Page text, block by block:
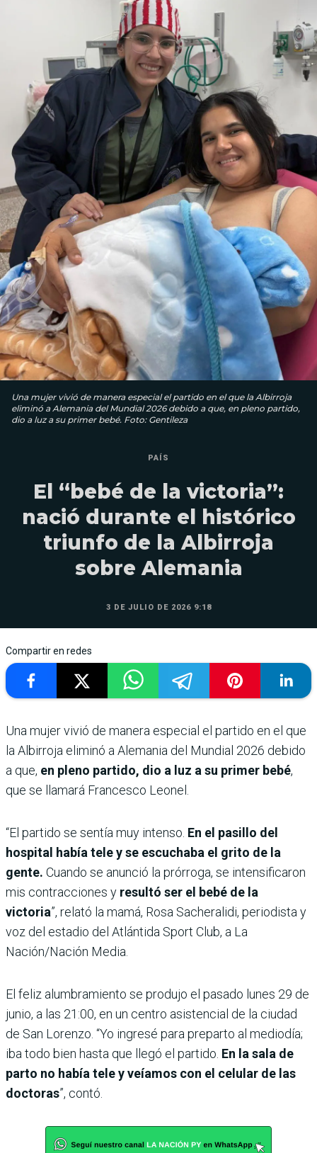
Una mujer vivió de manera especial el partido en el que la Albirroja
eliminó a Alemania del Mundial 2026 debido a que, en pleno partido,
dio a luz a su primer bebé. Foto: Gentileza
PAÍS
El “bebé de la victoria”:
nació durante el histórico
triunfo de la Albirroja
sobre Alemania
3 DE JULIO DE 2026 9:18
Compartir en redes
Una mujer vivió de manera especial el partido en el que
la Albirroja eliminó a Alemania del Mundial 2026 debido
a que, en pleno partido, dio a luz a su primer bebé,
que se llamará Francesco Leonel.
“El partido se sentía muy intenso. En el pasillo del
hospital había tele y se escuchaba el grito de la
gente. Cuando se anunció la prórroga, se intensificaron
mis contracciones y resultó ser el bebé de la
victoria”, relató la mamá, Rosa Sacheralidi, periodista y
voz del estadio del Atlántida Sport Club, a La
Nación/Nación Media.
El feliz alumbramiento se produjo el pasado lunes 29 de
junio, a las 21:00, en un centro asistencial de la ciudad
de San Lorenzo. “Yo ingresé para preparto al mediodía;
iba todo bien hasta que llegó el partido. En la sala de
parto no había tele y veíamos con el celular de las
doctoras”, contó.